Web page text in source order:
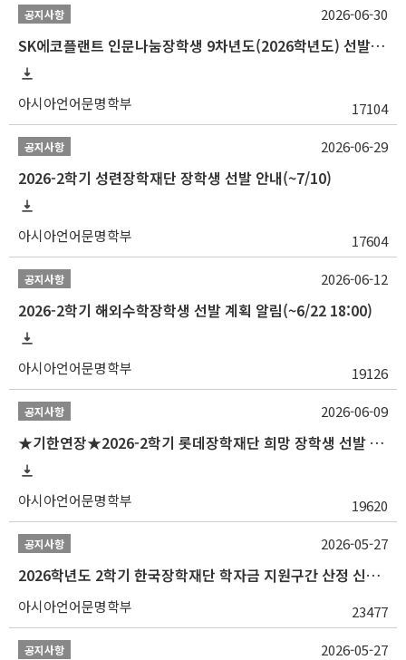
공지사항
SK에코플랜트 인문나눔장학생 9차년도(2026학년도) 선발 안내(~7/20)
아시아언어문명학부 17104
2026-06-30
공지사항
2026-2학기 성련장학재단 장학생 선발 안내(~7/10)
아시아언어문명학부 17604
2026-06-29
공지사항
2026-2학기 해외수학장학생 선발 계획 알림(~6/22 18:00)
아시아언어문명학부 19126
2026-06-12
공지사항
★기한연장★2026-2학기 롯데장학재단 희망 장학생 선발 안내(~6/15
아시아언어문명학부 19620
2026-06-09
공지사항
2026학년도 2학기 한국장학재단 학자금 지원구간 산정 신청 안내
아시아언어문명학부 23477
2026-05-27
공지사항 2026-05-27